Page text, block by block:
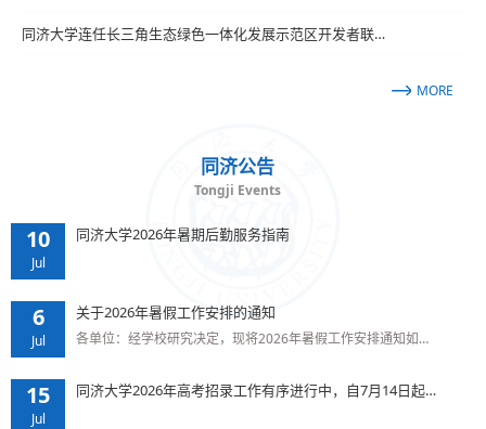
同济大学连任长三角生态绿色一体化发展示范区开发者联…
MORE
同济公告
Tongji Events
10
Jul
同济大学2026年暑期后勤服务指南
6
Jul
关于2026年暑假工作安排的通知
各单位：经学校研究决定，现将2026年暑假工作安排通知如…
15
Jul
同济大学2026年高考招录工作有序进行中，自7月14日起…